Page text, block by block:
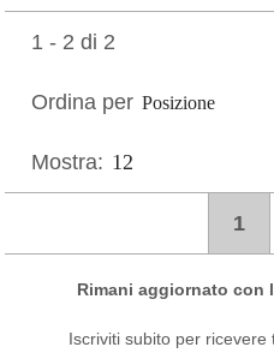
1 - 2 di 2
Ordina per
Mostra:
1
Rimani aggiornato con
Iscriviti subito per